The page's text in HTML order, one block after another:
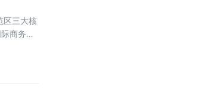
区三大核
商务交